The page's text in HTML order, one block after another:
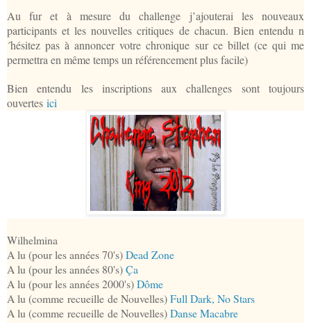
Au fur et à mesure du challenge j’ajouterai les nouveaux
participants et les nouvelles critiques de chacun. Bien entendu n
´hésitez pas à annoncer votre chronique sur ce billet (ce qui me
permettra en même temps un référencement plus facile)
Bien entendu les inscriptions aux challenges sont toujours
ouvertes ici
Wilhelmina
A lu (pour les années 70's)Dead Zone
A lu (pour les années 80's)Ça
A lu (pour les années 2000's)Dôme
A lu (comme recueille de Nouvelles)Full Dark, No Stars
A lu (comme recueille de Nouvelles)Danse Macabre